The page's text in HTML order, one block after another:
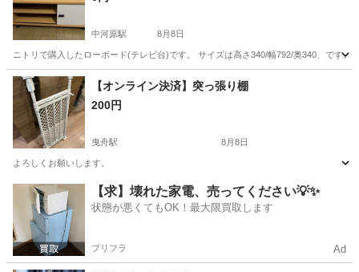
中河原駅 8月8日
ニトリで購入したローボード(テレビ台)です。 サイズは高さ340/幅792/奥340、です
東京 府中市 中河原駅 収納家具 ローボード
【オンライン決済】突っ張り棚
200円
曳舟駅 8月8日
よろしくお願いします。
東京 墨田区 曳舟駅 収納家具 よろしくお願いします
【求】壊れた家電、売ってください💡✨
状態が悪くてもOK！最大限買取します
プリフラ Ad